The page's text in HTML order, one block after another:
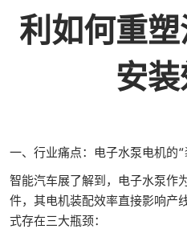
利如何重
安
一、行业痛点：电子水泵电机的
智能汽车展了解到，电子水泵作
件，其电机装配效率直接影响产
式存在三大瓶颈：